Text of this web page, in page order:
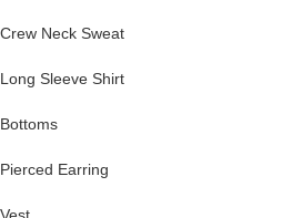
Crew Neck Sweat
Long Sleeve Shirt
Bottoms
Pierced Earring